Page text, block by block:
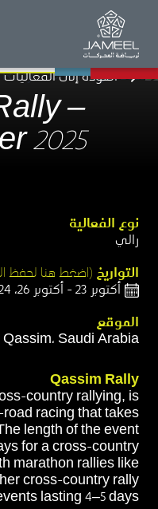
العودة إلى الفعاليات
–
2025
نوع الفعالية​
رالي
التواريخ (اضغط هنا لحفظ
أكتوبر 23 - أكتوبر 26، 2024
الموقع​
Qassim، Saudi Arabia
Qassim Rally
country rallying, is
racing that takes
length of the event
for a cross-country
marathon rallies like
cross-country rally
lasting 4–5 days.